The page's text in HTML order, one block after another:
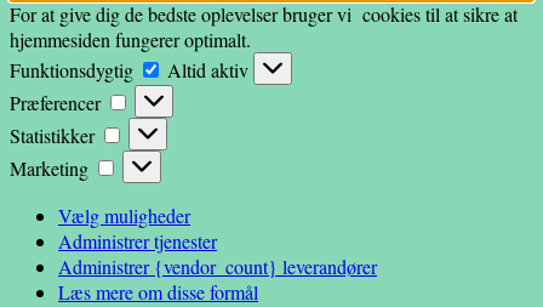
For at give dig de bedste oplevelser bruger vi cookies til at sikre at
hjemmesiden fungerer optimalt.
Funktionsdygtig
Funktionsdygtig
Altid aktiv
Præferencer
Præferencer
Statistikker
Statistikker
Marketing
Marketing
Vælg muligheder
Administrer tjenester
Administrer {vendor_count} leverandører
Læs mere om disse formål